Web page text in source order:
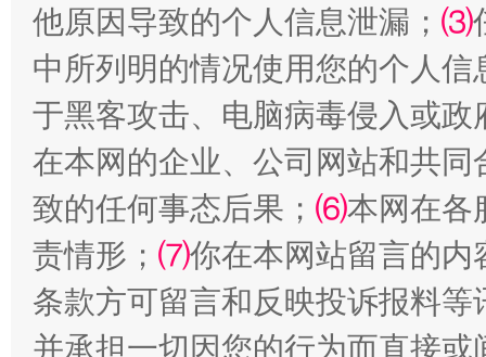
他原因导致的个人信息泄漏； ⑶
中所列明的情况使用您的个人
于黑客攻击、电脑病毒侵入或
在本网的企业、公司网站和共
致的任何事态后果； ⑹本网在各
责情形； ⑺你在本网站留言的内
条款方可留言和反映投诉报料
并承担一切因您的行为而直接